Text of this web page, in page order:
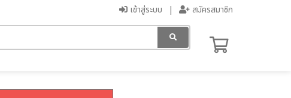
เข้าสู่ระบบ สมัครสมาชิก